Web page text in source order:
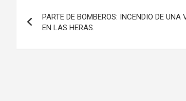
de
entradas
PARTE DE BOMBEROS: INCENDIO DE UNA
EN LAS HERAS.